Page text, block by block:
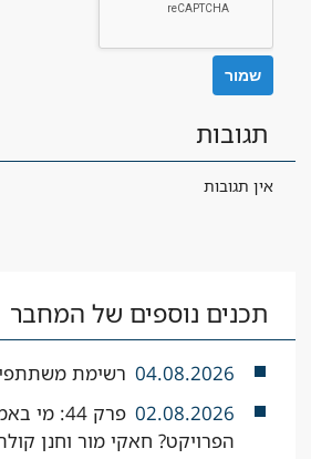
תגובות
אין תגובות
תכנים נוספים של המחבר
04.08.2026 רשימת
02.08.2026
פרק 44:
הפרויקט? חאקי מור וחנן